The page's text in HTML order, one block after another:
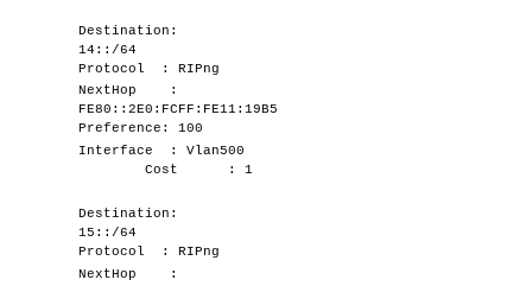
Destination:
14::/64
Protocol : RIPng
NextHop :
FE80::2E0:FCFF:FE11:19B5
Preference: 100
Interface : Vlan500
Cost : 1
Destination:
15::/64
Protocol : RIPng
NextHop :